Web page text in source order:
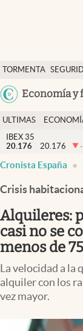
TORMENTA
Economía y
Economía y finanzas
Política
Actualidad
Criptomonedas
España
ULTIMAS
NOTICIAS
FINANZAS
IBEX 35
20.176
20.176
Cronista España
Crisis
Alquileres:
casi no se
menos de
La velocidad a la
alquiler con los
vez mayor.